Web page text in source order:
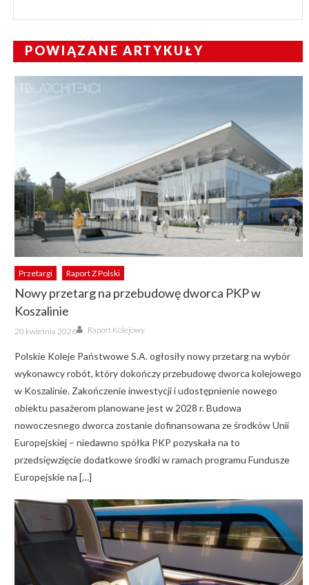
POWIĄZANE ARTYKUŁY
Przetargi Raport Z Polski
Nowy przetarg na przebudowę dworca PKP w
Koszalinie
Posted
on
20 kwietnia 2026 Author
Raport Kolejowy
Polskie Koleje Państwowe S.A. ogłosiły nowy przetarg na wybór
wykonawcy robót, który dokończy przebudowę dworca kolejowego
w Koszalinie. Zakończenie inwestycji i udostępnienie nowego
obiektu pasażerom planowane jest w 2028 r. Budowa
nowoczesnego dworca zostanie dofinansowana ze środków Unii
Europejskiej – niedawno spółka PKP pozyskała na to
przedsięwzięcie dodatkowe środki w ramach programu Fundusze
Europejskie na […]